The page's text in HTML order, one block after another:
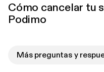
Cómo cancelar tu
Podimo
Más preguntas y